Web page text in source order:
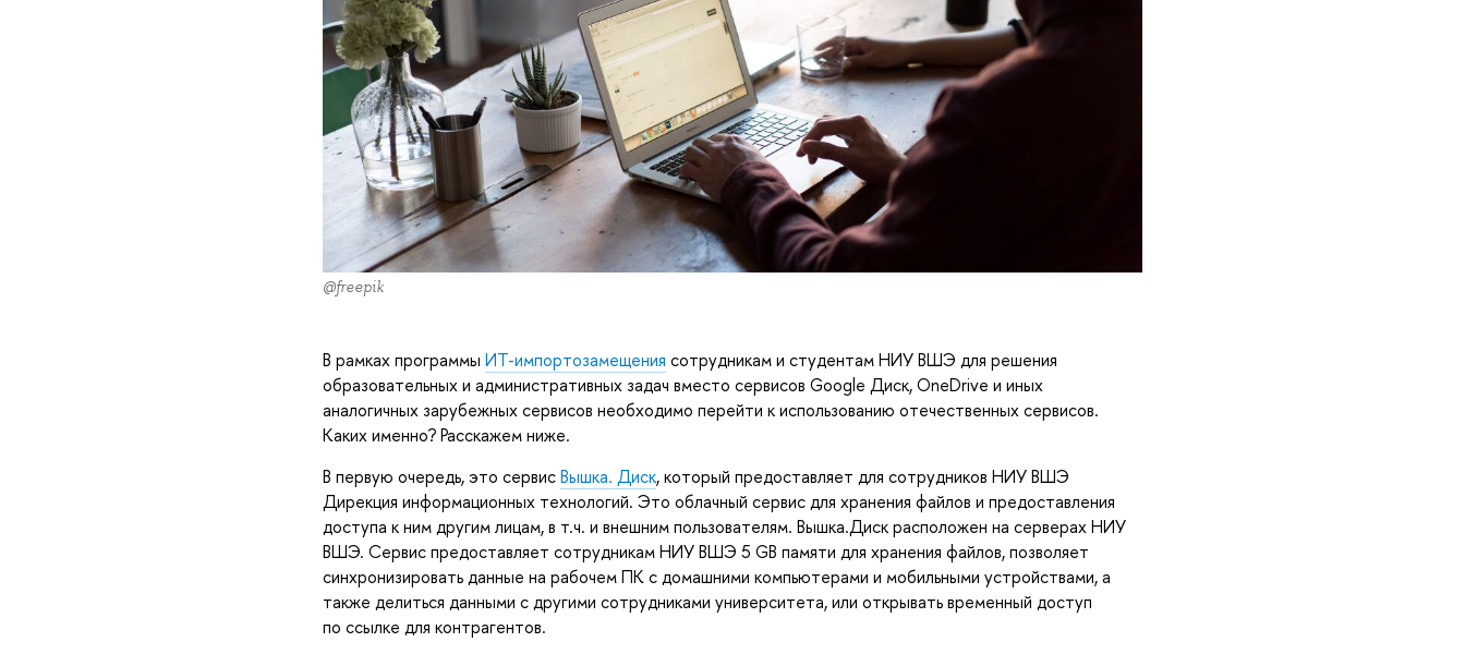
@freepik
В рамках программы ИТ-импортозамещения сотрудникам и студентам НИУ ВШЭ для решения
образовательных и административных задач вместо сервисов Google Диск, OneDrive и иных
аналогичных зарубежных сервисов необходимо перейти к использованию отечественных сервисов.
Каких именно? Расскажем ниже.
В первую очередь, это сервисВышка. Диск, который предоставляет для сотрудников НИУ ВШЭ
Дирекция информационных технологий. Это облачный сервис для хранения файлов и предоставления
доступа к ним другим лицам, в т.ч. и внешним пользователям. Вышка.Диск расположен на серверах НИУ
ВШЭ. Сервис предоставляет сотрудникам НИУ ВШЭ 5 GB памяти для хранения файлов, позволяет
синхронизировать данные на рабочем ПК с домашними компьютерами и мобильными устройствами, а
также делиться данными с другими сотрудниками университета, или открывать временный доступ
по ссылке для контрагентов.